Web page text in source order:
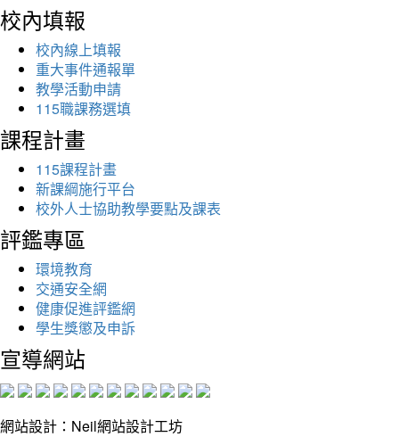
校內填報
校內線上填報
重大事件通報單
教學活動申請
115職課務選填
課程計畫
115課程計畫
新課綱施行平台
校外人士協助教學要點及課表
評鑑專區
環境教育
交通安全網
健康促進評鑑網
學生獎懲及申訴
宣導網站
網站設計：Neil網站設計工坊